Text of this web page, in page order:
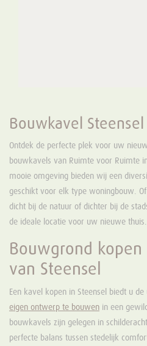
Bouwkavel Steensel
Ontdek de perfecte plek voor uw
bouwkavels van Ruimte voor Ruimte
mooie omgeving bieden wij een
geschikt voor elk type woningbouw.
dicht bij de natuur of dichter bij de
de ideale locatie voor uw nieuwe thuis.
Bouwgrond
van Steensel
Een kavel kopen in Steensel biedt u
eigen ontwerp te bouwen in een
bouwkavels zijn gelegen in
perfecte balans tussen stedelijk